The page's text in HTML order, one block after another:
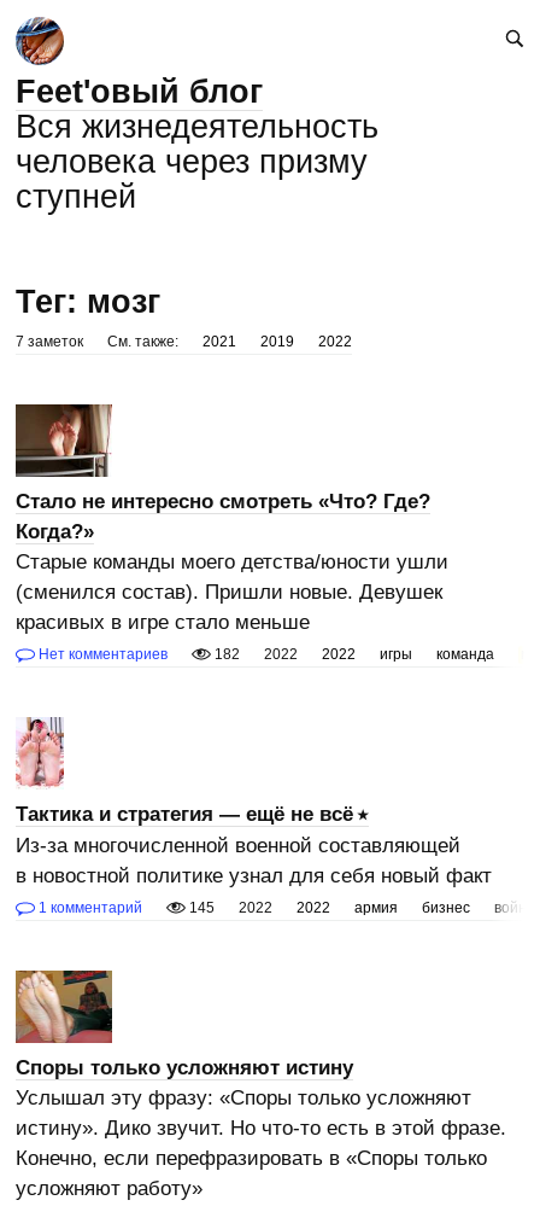
Feet'овый блог
Вся жизнедеятельность
человека через призму
ступней
Тег: мозг
7 заметок См. также: 2021 2019 2022
Стало не интересно смотреть «Что? Где?
Когда?»
Старые команды моего детства/юности ушли
(сменился состав). Пришли новые. Девушек
красивых в игре стало меньше
Нет комментариев 182 2022 2022 игры команда
Тактика и стратегия — ещё не всё
Из-за многочисленной военной составляющей
в новостной политике узнал для себя новый факт
1 комментарий 145 2022 2022 армия бизнес война
Споры только усложняют истину
Услышал эту фразу: «Споры только усложняют
истину». Дико звучит. Но что-то есть в этой фразе.
Конечно, если перефразировать в «Споры только
усложняют работу»